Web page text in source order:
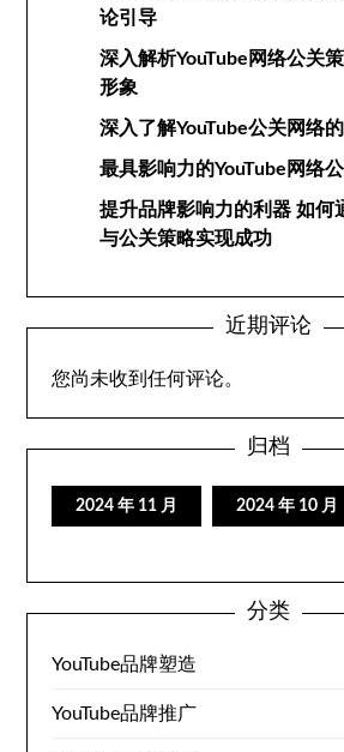
论引导
深入解析YouTube网络公关
形象
深入了解YouTube公关网络
最具影响力的YouTube网络
提升品牌影响力的利器 如何
与公关策略实现成功
近期评论
您尚未收到任何评论。
归档
2024 年 11 月 2024 年 10 月
分类
YouTube品牌塑造
YouTube品牌推广